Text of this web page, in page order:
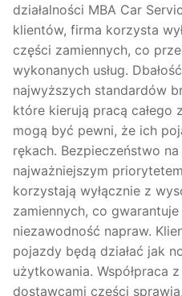
działalności MBA Car
klientów, firma korzysta
części zamiennych, co
wykonanych usług.
najwyższych standardów
które kierują pracą całego
mogą być pewni, że ich
rękach. Bezpieczeństwo
najważniejszym
korzystają wyłącznie z
zamiennych, co gwarantuje
niezawodność napraw.
pojazdy będą działać jak
użytkowania. Współpraca
dostawcami części